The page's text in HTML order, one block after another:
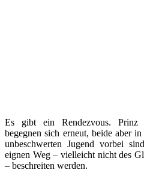
Es gibt ein Rendezvous. Prinz
begegnen sich erneut, beide aber
unbeschwerten Jugend vorbei
eignen Weg – vielleicht nicht des
– beschreiten werden.